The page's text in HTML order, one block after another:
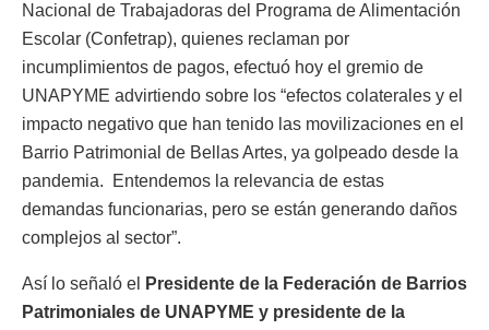
Nacional de Trabajadoras del Programa de Alimentación
Escolar (Confetrap), quienes reclaman por
incumplimientos de pagos, efectuó hoy el gremio de
UNAPYME advirtiendo sobre los “efectos colaterales y el
impacto negativo que han tenido las movilizaciones en el
Barrio Patrimonial de Bellas Artes, ya golpeado desde la
pandemia. Entendemos la relevancia de estas
demandas funcionarias, pero se están generando daños
complejos al sector”.
Así lo señaló el
Presidente de la Federación de Barrios
Patrimoniales de UNAPYME y presidente de la